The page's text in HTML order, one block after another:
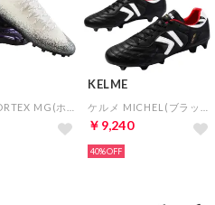
KELME
￥9,240
40%